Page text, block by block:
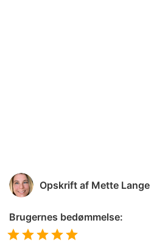
Opskrift af Mette Lange
Brugernes bedømmelse: